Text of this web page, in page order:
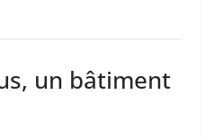
un bâtiment